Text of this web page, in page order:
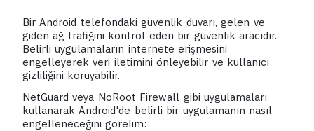
Bir Android telefondaki güvenlik duvarı, gelen ve
giden ağ trafiğini kontrol eden bir güvenlik aracıdır.
Belirli uygulamaların internete erişmesini
engelleyerek veri iletimini önleyebilir ve kullanıcı
gizliliğini koruyabilir.
NetGuard veya NoRoot Firewall gibi uygulamaları
kullanarak Android'de belirli bir uygulamanın nasıl
engelleneceğini görelim: